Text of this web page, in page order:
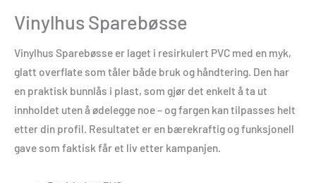
Vinylhus Sparebøsse
Vinylhus Sparebøsse er laget i resirkulert PVC med en myk,
glatt overflate som tåler både bruk og håndtering. Den har
en praktisk bunnlås i plast, som gjør det enkelt å ta ut
innholdet uten å ødelegge noe – og fargen kan tilpasses helt
etter din profil. Resultatet er en bærekraftig og funksjonell
gave som faktisk får et liv etter kampanjen.